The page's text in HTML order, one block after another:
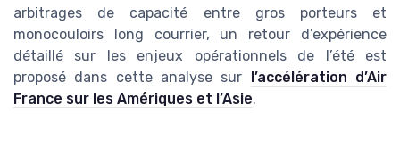
arbitrages de capacité entre gros porteurs et
monocouloirs long courrier, un retour d’expérience
détaillé sur les enjeux opérationnels de l’été est
proposé dans cette analyse sur
l’accélération d’Air
France sur les Amériques et l’Asie.